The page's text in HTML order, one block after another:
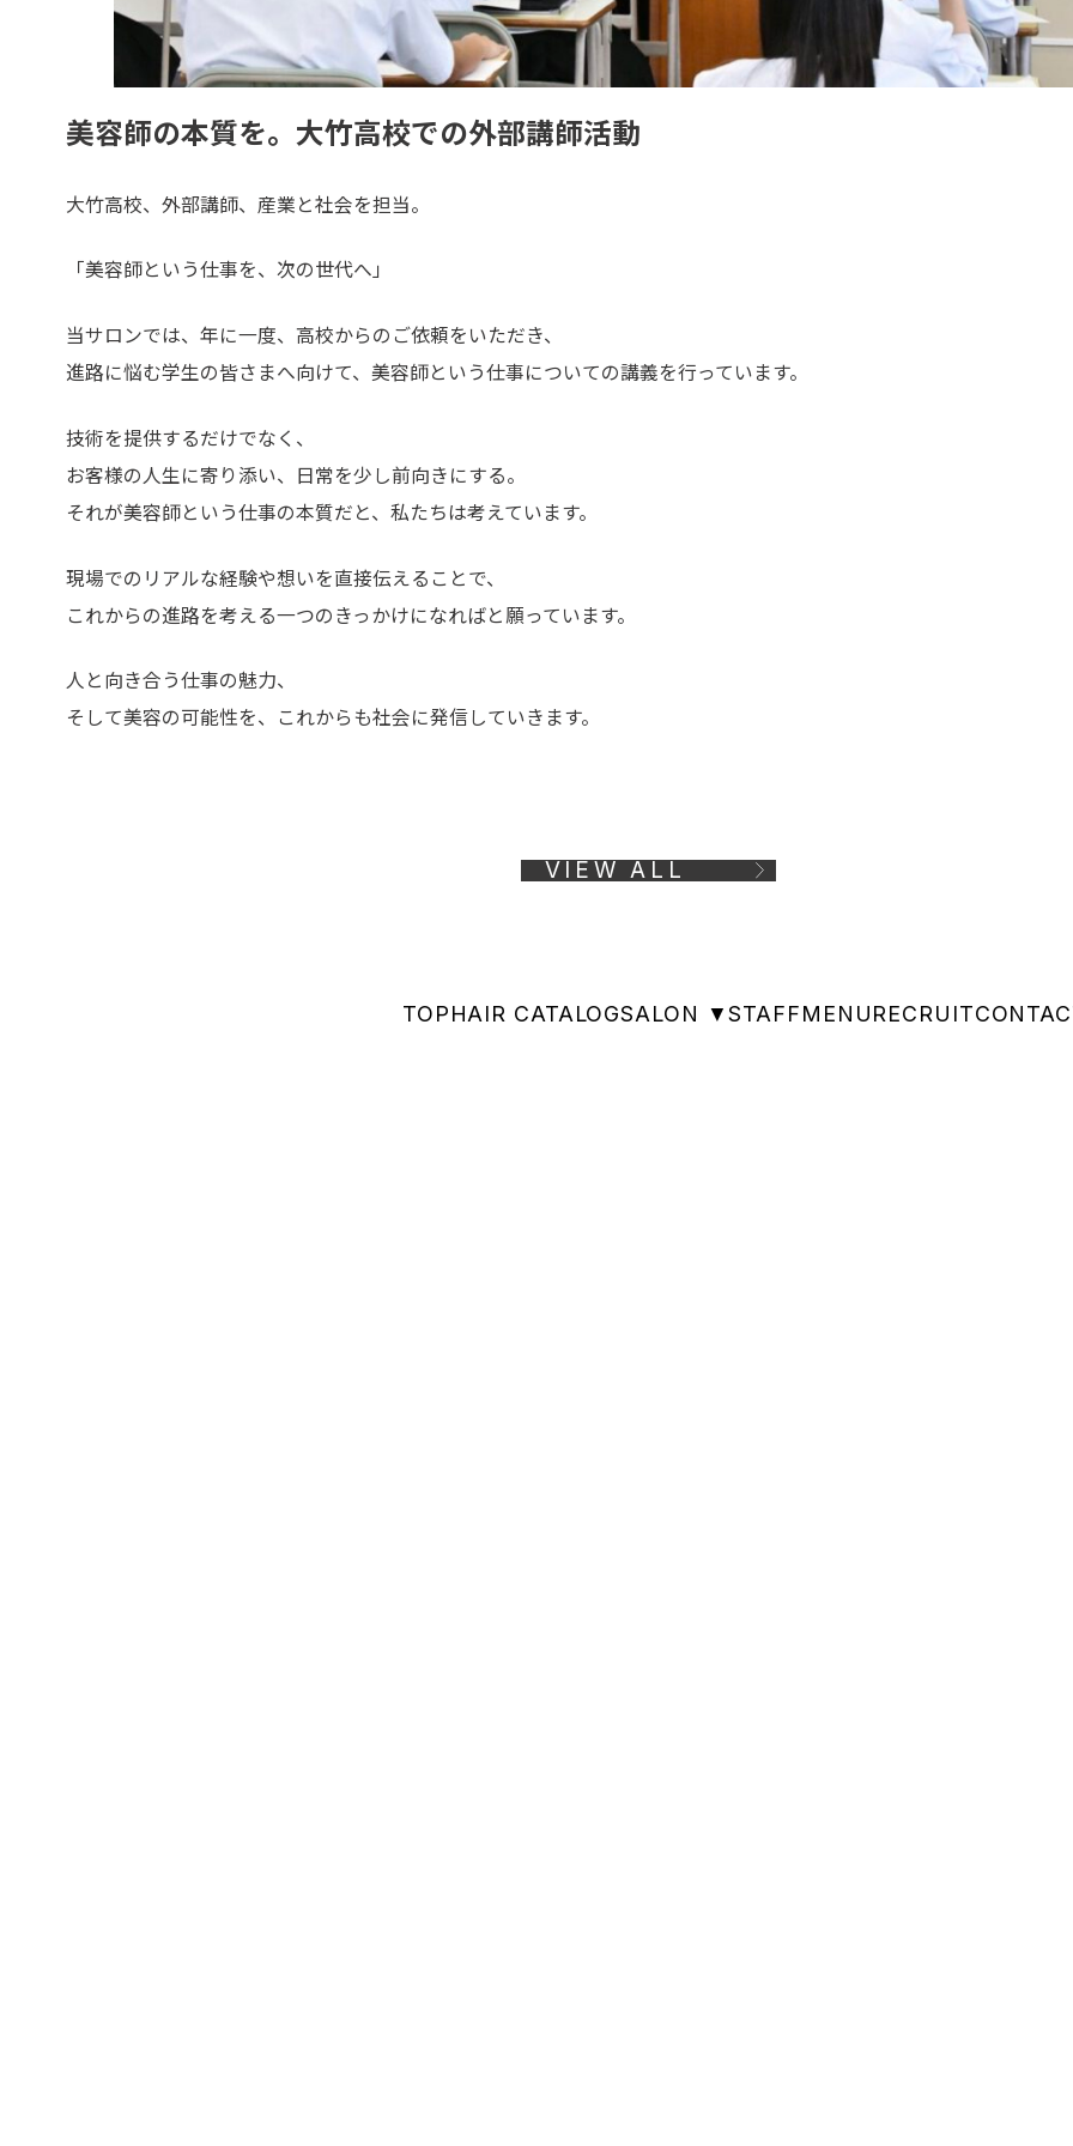
美容師の本質を。大竹高校での外部講師活動
大竹高校、外部講師、産業と社会を担当。
「美容師という仕事を、次の世代へ」
当サロンでは、年に一度、高校からのご依頼をいただき、
進路に悩む学生の皆さまへ向けて、美容師という仕事についての講義を行っています。
技術を提供するだけでなく、
お客様の人生に寄り添い、日常を少し前向きにする。
それが美容師という仕事の本質だと、私たちは考えています。
現場でのリアルな経験や想いを直接伝えることで、
これからの進路を考える一つのきっかけになればと願っています。
人と向き合う仕事の魅力、
そして美容の可能性を、これからも社会に発信していきます。
VIEW ALL
TOPHAIR CATALOGSALON ▼STAFFMENURECRUIT